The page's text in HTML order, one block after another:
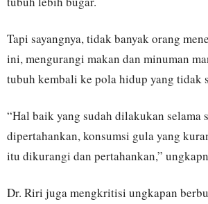
Tapi sayangnya, tidak banyak orang
ini, mengurangi makan dan minuman
tubuh kembali ke pola hidup yang tidak
“Hal baik yang sudah dilakukan selama
dipertahankan, konsumsi gula yang
itu dikurangi dan pertahankan,”
Dr. Riri juga mengkritisi ungkapan